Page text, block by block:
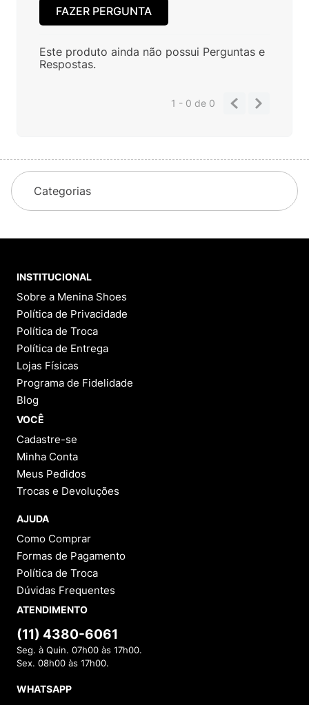
FAZER PERGUNTA
Este produto ainda não possui Perguntas e
Respostas.
1 - 0de 0
Categorias
INSTITUCIONAL
Sobre a Menina Shoes
Política de Privacidade
Política de Troca
Política de Entrega
Lojas Físicas
Programa de Fidelidade
Blog
VOCÊ
Cadastre-se
Minha Conta
Meus Pedidos
Trocas e Devoluções
AJUDA
Como Comprar
Formas de Pagamento
Política de Troca
Dúvidas Frequentes
ATENDIMENTO
(11) 4380-6061
Seg. à Quin. 07h00 às 17h00.
Sex. 08h00 às 17h00.
WHATSAPP